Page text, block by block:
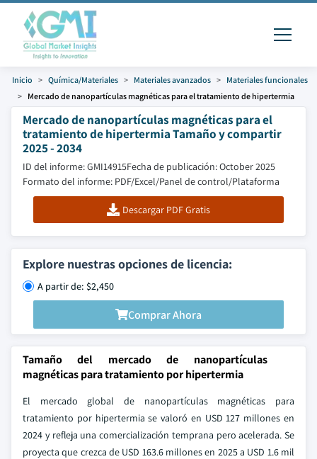
Inicio Química/Materiales Materiales avanzados
Materiales funcionales
Mercado de nanopartículas magnéticas para el tratamiento de hipertermia
Mercado de nanopartículas magnéticas para el
tratamiento de hipertermia Tamaño y compartir
2025 - 2034
ID del informe: GMI14915Fecha de publicación: October 2025
Formato del informe: PDF/Excel/Panel de control/Plataforma
Descargar PDF Gratis
Explore nuestras opciones de licencia:
A partir de: $2,450
Comprar Ahora
Tamaño del mercado de nanopartículas
magnéticas para tratamiento por hipertermia
El mercado global de nanopartículas magnéticas para
tratamiento por hipertermia se valoró en USD 127 millones en
2024 y refleja una comercialización temprana pero acelerada. Se
proyecta que crezca de USD 163.6 millones en 2025 a USD 1.6 mil